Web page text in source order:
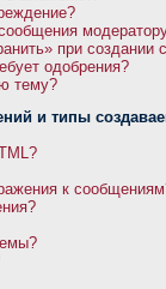
при создании
одобрения?
тему?
и типы
к